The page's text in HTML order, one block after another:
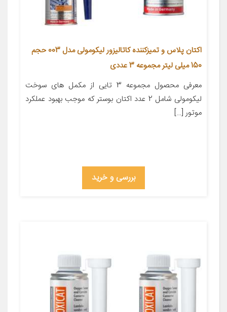
اکتان پلاس و تمیزکننده کاتالیزور لیکومولی مدل 003 حجم
150 میلی لیتر مجموعه 3 عددی
معرفی محصول مجموعه 3 تایی از مکمل های سوخت
لیکومولی شامل 2 عدد اکتان بوستر که موجب بهبود عملکرد
موتور […]
بررسی و خرید